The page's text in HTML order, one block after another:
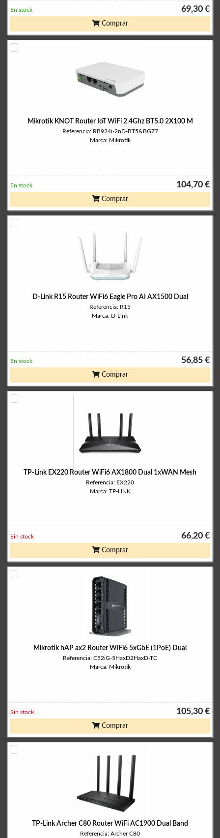
69,30 €
En stock
Comprar
Mikrotik KNOT Router IoT WiFi 2.4Ghz BT5.0 2X100 M
Referencia: RB924i-2nD-BT5&BG77
Marca: Mikrotik
104,70 €
En stock
Comprar
D-Link R15 Router WiFi6 Eagle Pro AI AX1500 Dual
Referencia: R15
Marca: D-Link
56,85 €
En stock
Comprar
TP-Link EX220 Router WiFi6 AX1800 Dual 1xWAN Mesh
Referencia: EX220
Marca: TP-LINK
66,20 €
Sin stock
Comprar
Mikrotik hAP ax2 Router WiFi6 5xGbE (1PoE) Dual
Referencia: C52iG-5HaxD2HaxD-TC
Marca: Mikrotik
105,30 €
Sin stock
Comprar
TP-Link Archer C80 Router WiFi AC1900 Dual Band
Referencia: Archer C80